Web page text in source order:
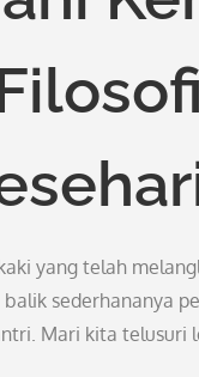
yang telah
balik sederhananya
Mari kita